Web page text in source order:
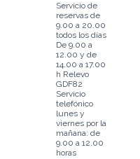
Servicio de
reservas de
9.00 a 20.00
todos los días
De 9.00 a
12.00 y de
14.00 a 17.00
h Relevo
GDF82
Servicio
telefónico
lunes y
viernes por la
mañana: de
9.00 a 12.00
horas